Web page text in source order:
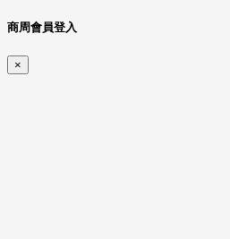
商周會員登入
×